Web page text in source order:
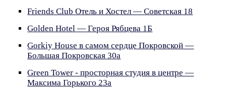
Friends Club Отель и Хостел — Советская 18
Golden Hotel — Героя Рябцева 1Б
Gorkiy House в самом сердце Покровской —
Большая Покровская 30а
Green Tower - просторная студия в центре —
Максима Горького 23а